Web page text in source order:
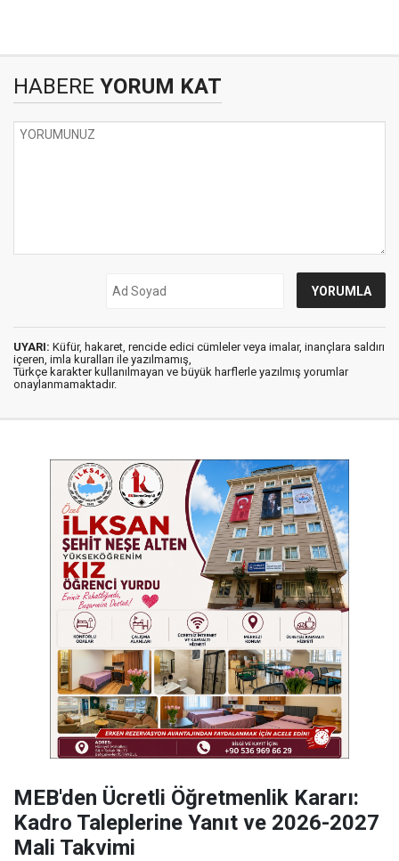
HABERE YORUM KAT
UYARI: Küfür, hakaret, rencide edici cümleler veya imalar, inançlara saldırı
içeren, imla kuralları ile yazılmamış,
Türkçe karakter kullanılmayan ve büyük harflerle yazılmış yorumlar
onaylanmamaktadır.
MEB'den Ücretli Öğretmenlik Kararı:
Kadro Taleplerine Yanıt ve 2026-2027
Mali Takvimi